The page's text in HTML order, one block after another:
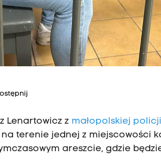
Lenartowicz z małopolskiej
terenie jednej z miejscowości
areszcie, gdzie